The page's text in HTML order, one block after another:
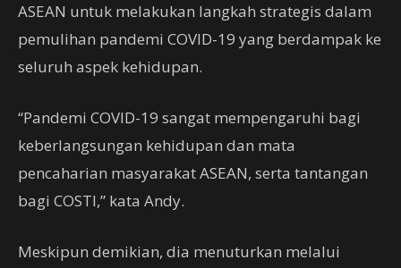
ASEAN untuk melakukan langkah strategis dalam
pemulihan pandemi COVID-19 yang berdampak ke
seluruh aspek kehidupan.
“Pandemi COVID-19 sangat mempengaruhi bagi
keberlangsungan kehidupan dan mata
pencaharian masyarakat ASEAN, serta tantangan
bagi COSTI,” kata Andy.
Meskipun demikian, dia menuturkan melalui